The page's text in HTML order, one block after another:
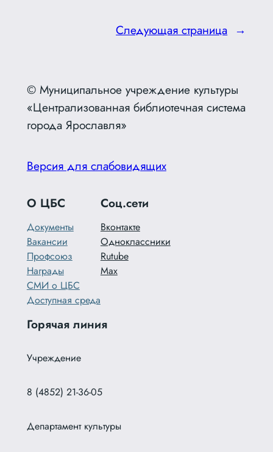
Следующая страница →
© Муниципальное учреждение культуры
«Централизованная библиотечная система
города Ярославля»
Версия для слабовидящих
О ЦБС
Документы
Вакансии
Профсоюз
Награды
СМИ о ЦБС
Доступная среда
Соц.сети
Вконтакте
Одноклассники
Rutube
Max
Горячая линия
Учреждение
8 (4852) 21-36-05
Департамент культуры